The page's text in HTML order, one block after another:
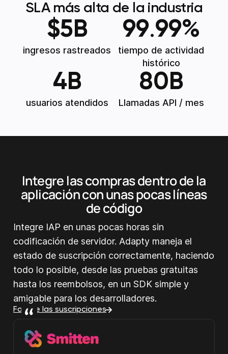
SLA más alta de la industria
$5 B
ingresos rastreados
99.99%
tiempo de actividad
histórico
4 B
usuarios atendidos
80 B
Llamadas API / mes
Integre las compras dentro de la
aplicación con unas pocas líneas
de código
Integre IAP en unas pocas horas sin
codificación de servidor. Adapty maneja el
estado de suscripción correctamente, haciendo
todo lo posible, desde las pruebas gratuitas
hasta los reembolsos, en un SDK simple y
amigable para los desarrolladores.
Facilite las suscripciones